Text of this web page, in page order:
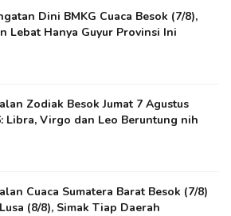
Dini BMKG Cuaca Besok (7/8),
Lebat Hanya Guyur Provinsi Ini
Zodiak Besok Jumat 7 Agustus
Libra, Virgo dan Leo Beruntung nih
Cuaca Sumatera Barat Besok (7/8)
(8/8), Simak Tiap Daerah